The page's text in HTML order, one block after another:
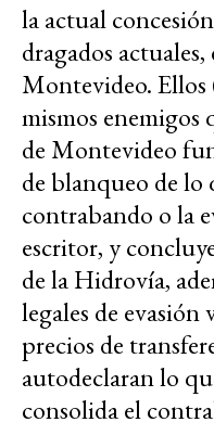
la actual
dragados
Montevideo.
mismos enemigos
de Montevideo
de blanqueo de
contrabando o la
escritor, y
de la Hidrovía,
legales de
precios de
autodeclaran lo
consolida el